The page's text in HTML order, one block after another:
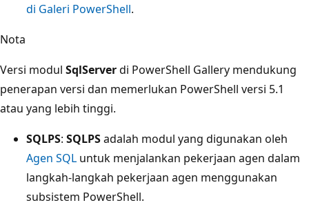
di Galeri PowerShell.
Nota
Versi modul SqlServerdi PowerShell Gallery mendukung
penerapan versi dan memerlukan PowerShell versi 5.1
atau yang lebih tinggi.
SQLPS: SQLPSadalah modul yang digunakan oleh
Agen SQL untuk menjalankan pekerjaan agen dalam
langkah-langkah pekerjaan agen menggunakan
subsistem PowerShell.